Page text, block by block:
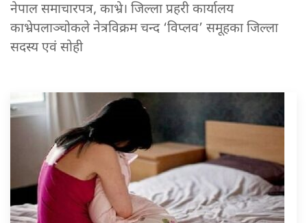
नेपाल समाचारपत्र, काभ्रे। जिल्ला प्रहरी कार्यालय
काभ्रेपलाञ्चोकले नेत्रविक्रम चन्द ‘विप्लव’ समूहका जिल्ला
सदस्य एवं सोही